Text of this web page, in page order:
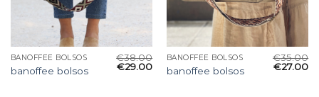
BANOFFEE BOLSOS
banoffee bolsos
€38.00
€29.00
BANOFFEE BOLSOS
banoffee bolsos
€35.00
€27.00